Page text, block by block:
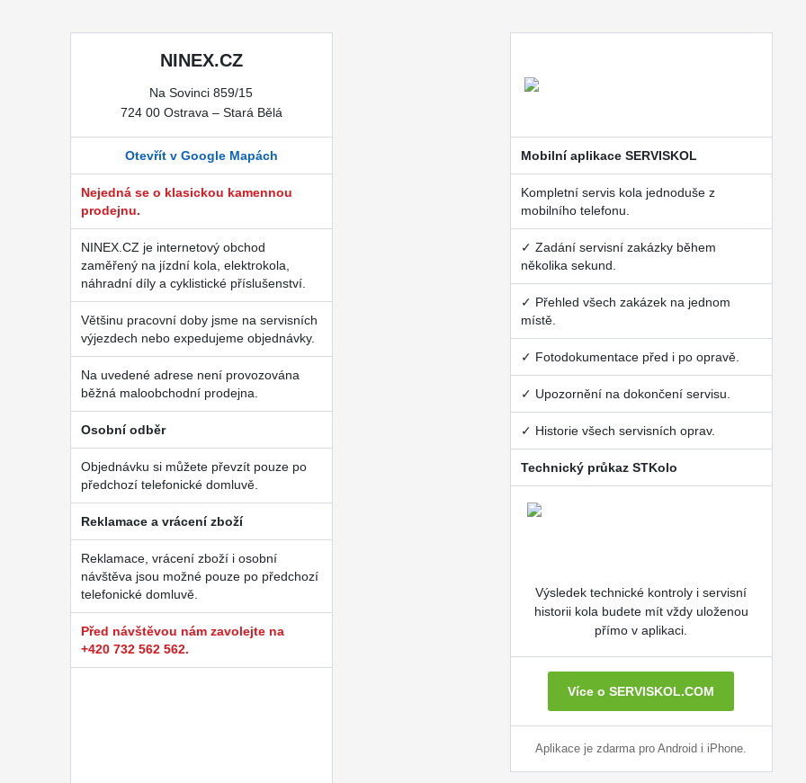
NINEX.CZ
Na Sovinci 859/15
724 00 Ostrava – Stará Bělá
Otevřít v Google Mapách
Nejedná se o klasickou kamennou
prodejnu.
NINEX.CZ je internetový obchod
zaměřený na jízdní kola, elektrokola,
náhradní díly a cyklistické příslušenství.
Většinu pracovní doby jsme na servisních
výjezdech nebo expedujeme objednávky.
Na uvedené adrese není provozována
běžná maloobchodní prodejna.
Osobní odběr
Objednávku si můžete převzít pouze po
předchozí telefonické domluvě.
Reklamace a vrácení zboží
Reklamace, vrácení zboží i osobní
návštěva jsou možné pouze po předchozí
telefonické domluvě.
Před návštěvou nám zavolejte na
+420 732 562 562.
Mobilní aplikace SERVISKOL
Kompletní servis kola jednoduše z
mobilního telefonu.
✓ Zadání servisní zakázky během
několika sekund.
✓ Přehled všech zakázek na jednom
místě.
✓ Fotodokumentace před i po opravě.
✓ Upozornění na dokončení servisu.
✓ Historie všech servisních oprav.
Technický průkaz STKolo
Výsledek technické kontroly i servisní
historii kola budete mít vždy uloženou
přímo v aplikaci.
Více o SERVISKOL.COM
Aplikace je zdarma pro Android i iPhone.